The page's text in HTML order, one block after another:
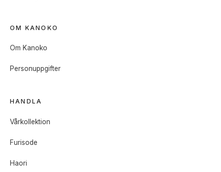
OM KANOKO
Om Kanoko
Personuppgifter
HANDLA
Vårkollektion
Furisode
Haori